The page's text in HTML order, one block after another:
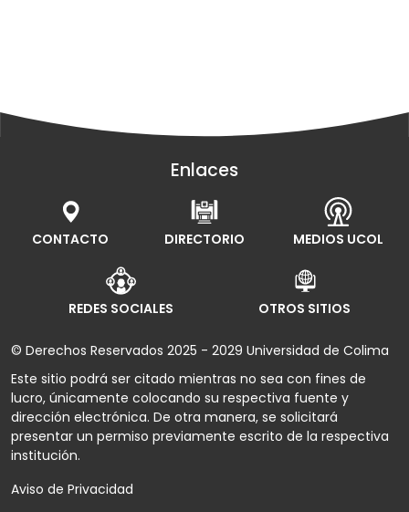
Enlaces
CONTACTO DIRECTORIO MEDIOS UCOL
REDES SOCIALES OTROS SITIOS
© Derechos Reservados 2025 - 2029 Universidad de Colima
Este sitio podrá ser citado mientras no sea con fines de
lucro, únicamente colocando su respectiva fuente y
dirección electrónica. De otra manera, se solicitará
presentar un permiso previamente escrito de la respectiva
institución.
Aviso de Privacidad